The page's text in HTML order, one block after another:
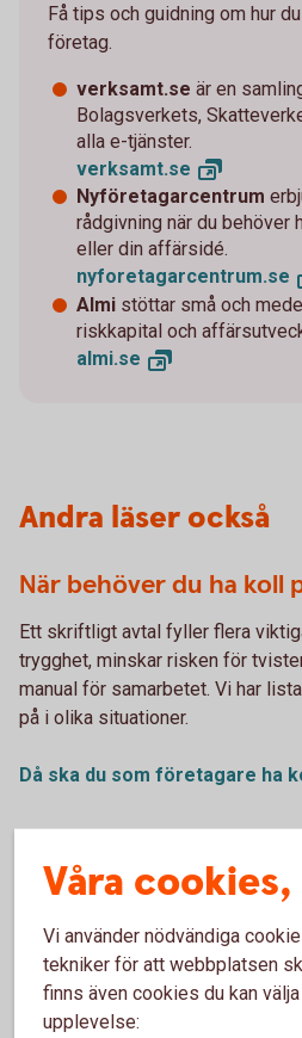
Få tips och guidning om hur
företag.
verksamt.se är en
Bolagsverkets,
alla e-tjänster.
verksamt.se
Nyföretagarcentrum
rådgivning när du behöver
eller din affärsidé.
nyforetagarcentrum.se
Almi stöttar små och
riskkapital och
almi.se
Andra läser också
När behöver du ha koll
Ett skriftligt avtal fyller flera
trygghet, minskar risken för
manual för samarbetet. Vi har
på i olika situationer.
Då ska du som företagare ha
Bli din egen, vid sidan
sitter du på en affärsidé du inte
ut än? Det finns massor med
extrapengar på att göra det du
Våra
Vi använder nödvändiga
tekniker för att webbplatsen
finns även cookies du kan
upplevelse: